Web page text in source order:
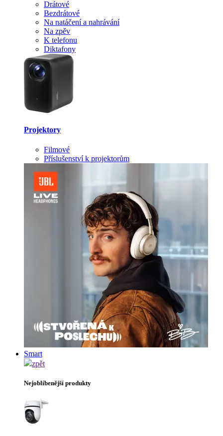
Drátové
Bezdrátové
Na natáčení a nahrávání
Na zpěv
K telefonu
Diktafony
Projektory
Filmové
Příslušenství k projektorům
Smart
zpět
Nejoblíbenější produkty